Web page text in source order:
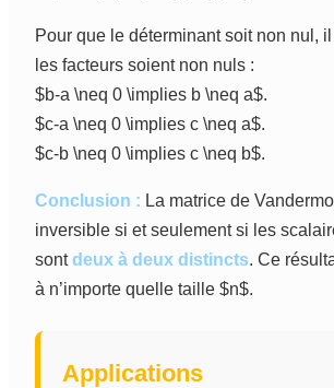
Pour que le déterminant soit non nul,
les facteurs soient non nuls :
$b-a \neq 0 \implies b \neq a$.
$c-a \neq 0 \implies c \neq a$.
$c-b \neq 0 \implies c \neq b$.
Conclusion : La matrice de
inversible si et seulement si les
sontdeux à deux distincts. Ce
à n’importe quelle taille $n$.
Applications